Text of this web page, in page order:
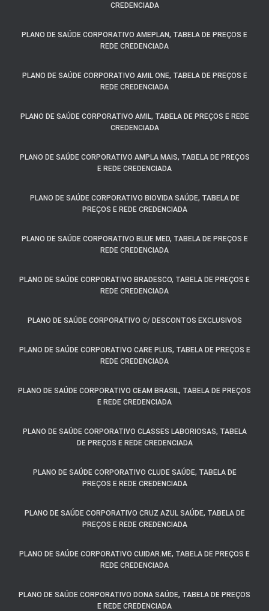
CREDENCIADA
PLANO DE SAÚDE CORPORATIVO AMEPLAN, TABELA DE PREÇOS E
REDE CREDENCIADA
PLANO DE SAÚDE CORPORATIVO AMIL ONE, TABELA DE PREÇOS E
REDE CREDENCIADA
PLANO DE SAÚDE CORPORATIVO AMIL, TABELA DE PREÇOS E REDE
CREDENCIADA
PLANO DE SAÚDE CORPORATIVO AMPLA MAIS, TABELA DE PREÇOS
E REDE CREDENCIADA
PLANO DE SAÚDE CORPORATIVO BIOVIDA SAÚDE, TABELA DE
PREÇOS E REDE CREDENCIADA
PLANO DE SAÚDE CORPORATIVO BLUE MED, TABELA DE PREÇOS E
REDE CREDENCIADA
PLANO DE SAÚDE CORPORATIVO BRADESCO, TABELA DE PREÇOS E
REDE CREDENCIADA
PLANO DE SAÚDE CORPORATIVO C/ DESCONTOS EXCLUSIVOS
PLANO DE SAÚDE CORPORATIVO CARE PLUS, TABELA DE PREÇOS E
REDE CREDENCIADA
PLANO DE SAÚDE CORPORATIVO CEAM BRASIL, TABELA DE PREÇOS
E REDE CREDENCIADA
PLANO DE SAÚDE CORPORATIVO CLASSES LABORIOSAS, TABELA
DE PREÇOS E REDE CREDENCIADA
PLANO DE SAÚDE CORPORATIVO CLUDE SAÚDE, TABELA DE
PREÇOS E REDE CREDENCIADA
PLANO DE SAÚDE CORPORATIVO CRUZ AZUL SAÚDE, TABELA DE
PREÇOS E REDE CREDENCIADA
PLANO DE SAÚDE CORPORATIVO CUIDAR.ME, TABELA DE PREÇOS E
REDE CREDENCIADA
PLANO DE SAÚDE CORPORATIVO DONA SAÚDE, TABELA DE PREÇOS
E REDE CREDENCIADA